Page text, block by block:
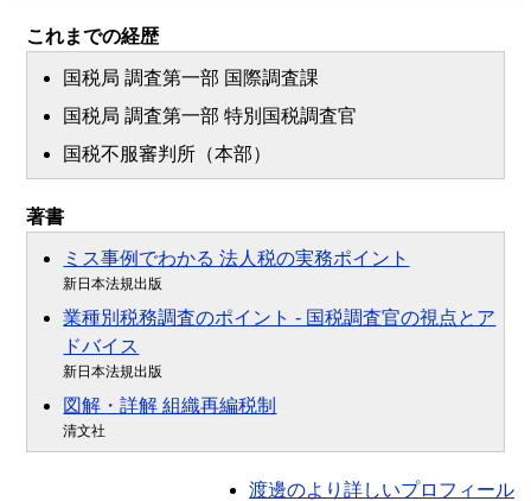
これまでの経歴
国税局 調査第一部 国際調査課
国税局 調査第一部 特別国税調査官
国税不服審判所（本部）
著書
ミス事例でわかる 法人税の実務ポイント
新日本法規出版
業種別税務調査のポイント - 国税調査官の視点とア
ドバイス
新日本法規出版
図解・詳解 組織再編税制
清文社
渡邊のより詳しいプロフィール